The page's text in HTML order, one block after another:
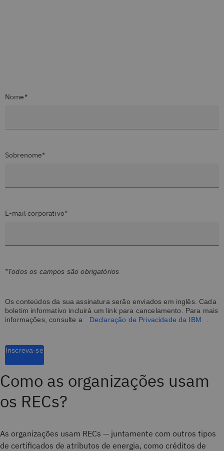
Nome*
Sobrenome*
E-mail corporativo*
*Todos os campos são obrigatórios
Os conteúdos da sua assinatura serão enviados em inglês. Cada
boletim informativo incluirá um link para cancelamento. Para mais
informações, consulte a
Declaração de Privacidade da IBM
Inscreva-se
Como as organizações usam
os RECs?
As organizações usam RECs — juntamente com outros tipos
de certificados de atributos de energia, como créditos de